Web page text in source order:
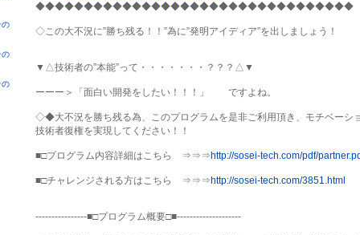
◆◆◆◆◆◆◆◆◆◆◆◆◆◆◆◆◆◆◆◆◆◆◆◆◆◆◆◆◆◆◆◆◆
◇この大不況に”勝ち残る！！”為に”発明アイディア”を出しましょう！
▼△技術者の”本能”って・・・・・・・？？？△▼
ーーー＞「面白い開発をしたい！！！」　　ですよね。
◇◆大不況を勝ち残る為、このプログラムを是非ご利用頂き、モチベーショ
技術者復権を実現してください！！
■□プログラム内容詳細はこちら　⇒⇒⇒
■□チャレンジされる方はこちら　⇒⇒⇒
----------------■□プログラム概要□■--------------------
の
の
の